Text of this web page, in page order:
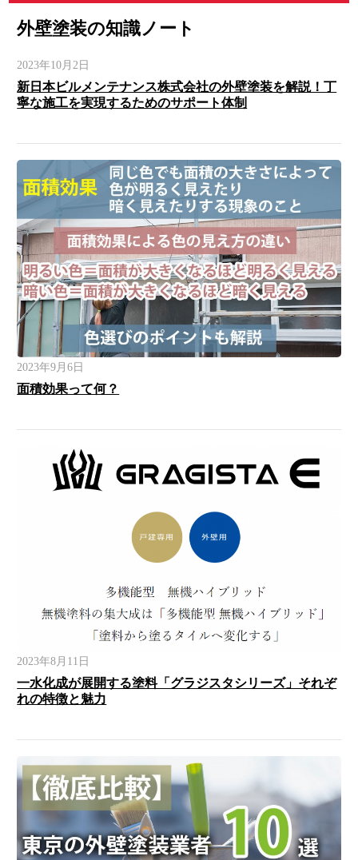
外壁塗装の知識ノート
2023年10月2日
新日本ビルメンテナンス株式会社の外壁塗装を解説！丁
寧な施工を実現するためのサポート体制
2023年9月6日
面積効果って何？
2023年8月11日
一水化成が展開する塗料「グラジスタシリーズ」それぞ
れの特徴と魅力